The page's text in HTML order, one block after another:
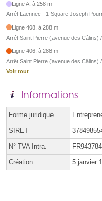
Ligne A, à 258 m
Arrêt Laënnec - 1 Square Joseph
Ligne 408, à 288 m
Arrêt Saint Pierre (avenue des Câlins)
Ligne 406, à 288 m
Arrêt Saint Pierre (avenue des Câlins)
Voir tout
Informations
Forme juridique
SIRET
N° TVA Intra.
Création 5 janvier